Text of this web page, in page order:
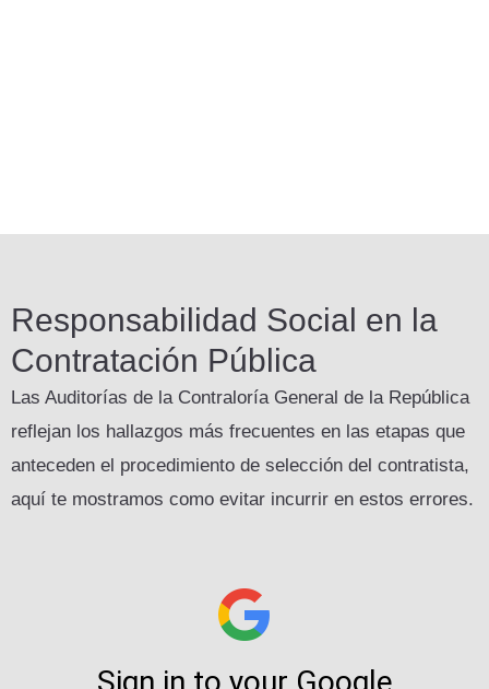
Responsabilidad Social en la
Contratación Pública
Las Auditorías de la Contraloría General de la República
reflejan los hallazgos más frecuentes en las etapas que
anteceden el procedimiento de selección del contratista,
aquí te mostramos como evitar incurrir en estos errores.